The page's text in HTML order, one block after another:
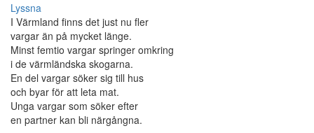
Lyssna
I Värmland finns det just nu fler
vargar än på mycket länge.
Minst femtio vargar springer omkring
i de värmländska skogarna.
En del vargar söker sig till hus
och byar för att leta mat.
Unga vargar som söker efter
en partner kan bli närgångna.